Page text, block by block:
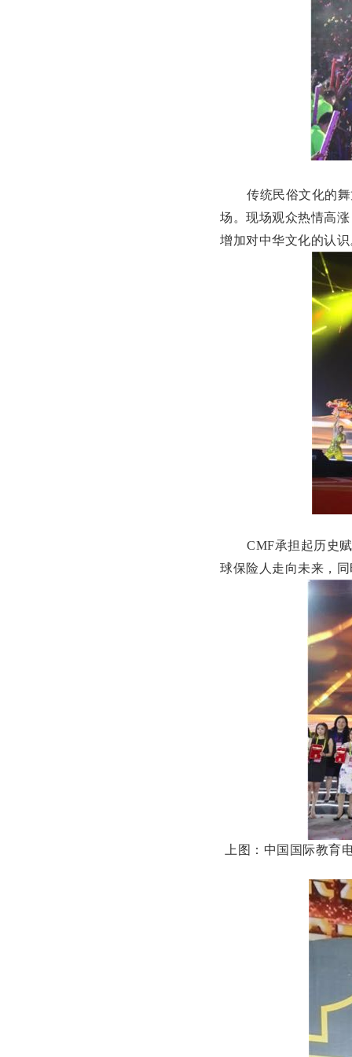
传统民俗文化的
场。现场观众热情高
增加对中华文化的认
CMF承担起历史
球保险人走向未来，
上图：中国国际教育